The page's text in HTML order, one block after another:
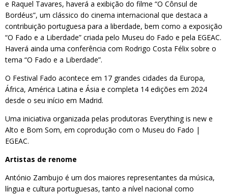
e Raquel Tavares, haverá a exibição do filme “O Cônsul de
Bordéus”, um clássico do cinema internacional que destaca a
contribuição portuguesa para a liberdade, bem como a exposição
“O Fado e a Liberdade” criada pelo Museu do Fado e pela EGEAC.
Haverá ainda uma conferência com Rodrigo Costa Félix sobre o
tema “O Fado e a Liberdade”.
O Festival Fado acontece em 17 grandes cidades da Europa,
África, América Latina e Ásia e completa 14 edições em 2024
desde o seu início em Madrid.
Uma iniciativa organizada pelas produtoras Everything is new e
Alto e Bom Som, em coprodução com o Museu do Fado |
EGEAC.
Artistas de renome
António Zambujo é um dos maiores representantes da música,
língua e cultura portuguesas, tanto a nível nacional como